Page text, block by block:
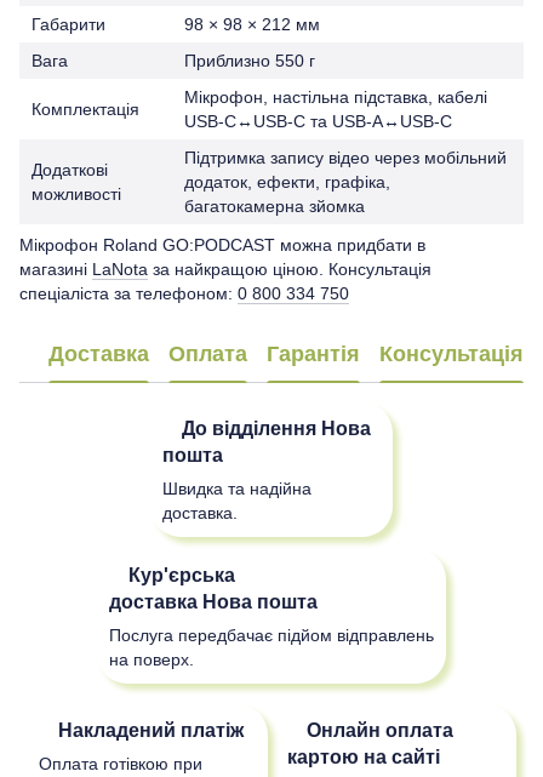
Габарити
98 × 98 × 212 мм
Вага
Приблизно 550 г
Комплектація
Мікрофон, настільна підставка, кабелі
USB-C↔USB-C та USB-A↔USB-C
Додаткові
можливості
Підтримка запису відео через мобільний
додаток, ефекти, графіка,
багатокамерна зйомка
Мікрофон Roland GO:PODCAST можна придбати в
магазині LaNota за найкращою ціною. Консультація
спеціаліста за телефоном: 0 800 334 750
Доставка Оплата Гарантія Консультація
До відділення Нова
пошта
Швидка та надійна
доставка.
Кур'єрська
доставка Нова пошта
Послуга передбачає підйом відправлень
на поверх.
Накладений платіж
Оплата готівкою при
Онлайн оплата
картою на сайті